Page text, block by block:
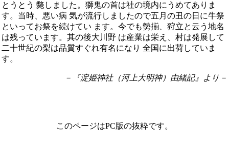
とうとう 斃しました。獅鬼の首は社の境内にうめてありま
す。当時、悪い病 気が流行しましたので五月の丑の日に牛祭
といってお祭を続けてい ます。今でも勢揃、狩立と云う地名
は残っています。其の後大川野 は産業は栄え、村は発展して
二十世紀の梨は品質すぐれ有名になり 全国に出荷していま
す。
－『淀姫神社（河上大明神）由緒記』より－
このページはPC版の抜粋です。